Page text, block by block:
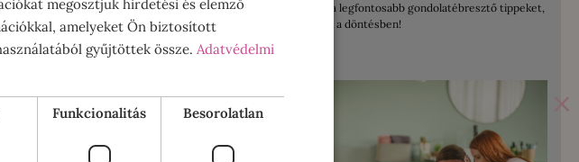
Összegyűjtöttem a legfontosabb gondolatébresztő tippeket,
amelyek segítenek a döntésben!
ELOLVASOM!
×
megosztjuk hirdetési és elemző
amelyeket Ön biztosított
gyűjtöttek össze. Adatvédelmi
Funkcionalitás Besorolatlan